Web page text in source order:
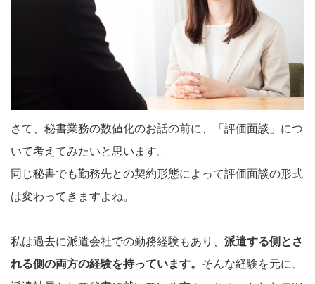
さて、秘書業務の数値化のお話の前に、「評価面談」につ
いて考えてみたいと思います。
同じ秘書でも勤務先との契約形態によって評価面談の形式
は変わってきますよね。
私は過去に派遣会社での勤務経験もあり、 派遣する側とさ
れる側の両方の経験を持っています。 そんな経験を元に、